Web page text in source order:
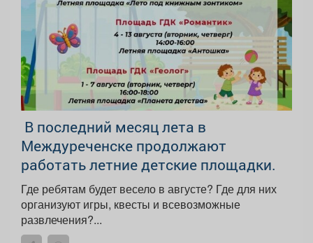
️ В последний месяц лета в
Междуреченске продолжают
работать летние детские площадки.
Где ребятам будет весело в августе? Где для них
организуют игры, квесты и всевозможные
развлечения?...